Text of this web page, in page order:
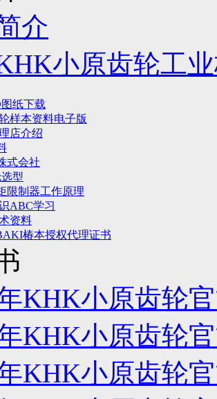
介
小原齿轮工
纸下载
样本资料电子版
店介绍
式会社
型
限制器工作原理
ABC学习
资料
椿本授权代理证书
KHK小原齿轮
KHK小原齿轮
KHK小原齿轮